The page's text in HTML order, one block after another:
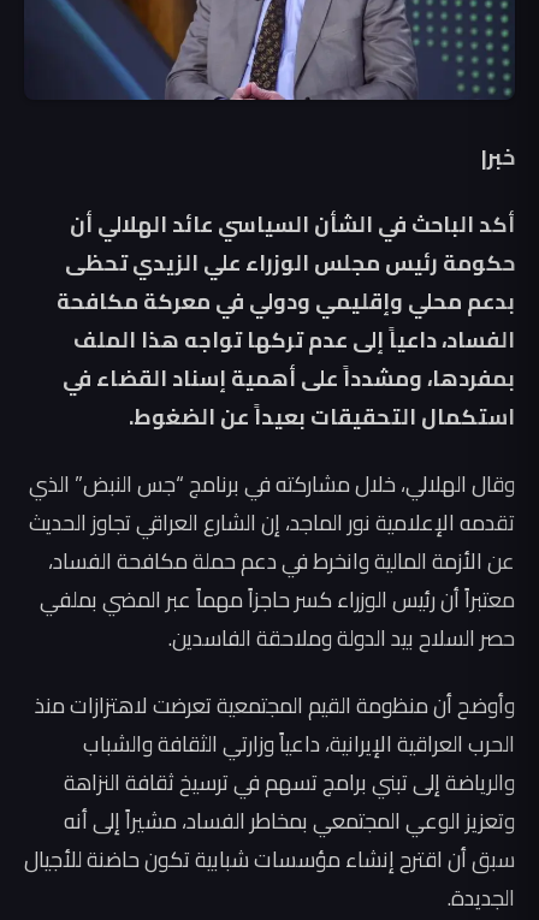
خبر|
أكد الباحث في الشأن السياسي عائد الهلالي أن
حكومة رئيس مجلس الوزراء علي الزيدي تحظى
بدعم محلي وإقليمي ودولي في معركة مكافحة
الفساد، داعياً إلى عدم تركها تواجه هذا الملف
بمفردها، ومشدداً على أهمية إسناد القضاء في
استكمال التحقيقات بعيداً عن الضغوط.
وقال الهلالي، خلال مشاركته في برنامج “جس النبض” الذي
تقدمه الإعلامية نور الماجد، إن الشارع العراقي تجاوز الحديث
عن الأزمة المالية وانخرط في دعم حملة مكافحة الفساد،
معتبراً أن رئيس الوزراء كسر حاجزاً مهماً عبر المضي بملفي
حصر السلاح بيد الدولة وملاحقة الفاسدين.
وأوضح أن منظومة القيم المجتمعية تعرضت لاهتزازات منذ
الحرب العراقية الإيرانية، داعياً وزارتي الثقافة والشباب
والرياضة إلى تبني برامج تسهم في ترسيخ ثقافة النزاهة
وتعزيز الوعي المجتمعي بمخاطر الفساد، مشيراً إلى أنه
سبق أن اقترح إنشاء مؤسسات شبابية تكون حاضنة للأجيال
الجديدة.